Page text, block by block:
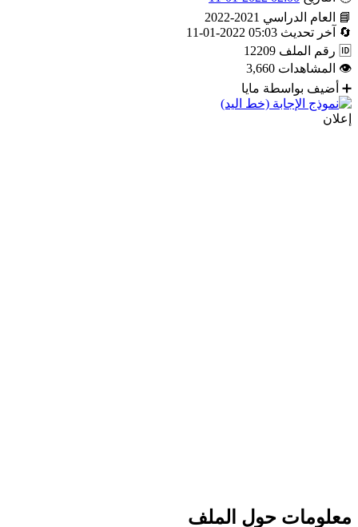
📘
العام الدراسي 2021-2022
🔄
آخر تحديث 05:03 2022-01-11
🆔 رقم الملف 12209
👁
المشاهدات 3,660
➕
أضيف بواسطة مايا
إعلان
معلومات حول الملف